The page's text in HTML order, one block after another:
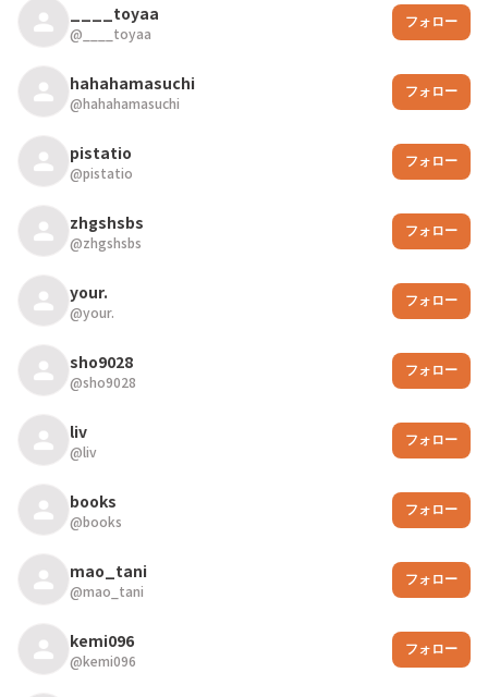
____toyaa
@ ____toyaa
フォロー
hahahamasuchi
@hahahamasuchi
フォロー
pistatio
@pistatio
フォロー
zhgshsbs
@zhgshsbs
フォロー
your.
@your.
フォロー
sho9028
@sho9028
フォロー
liv
@liv
フォロー
books
@books
フォロー
mao_tani
@mao_tani
フォロー
kemi096
@kemi096
フォロー